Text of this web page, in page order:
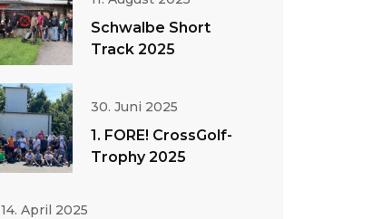
Schwalbe Short
Track 2025
30. Juni 2025
1. FORE! CrossGolf-
Trophy 2025
14. April 2025